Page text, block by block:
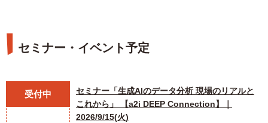
セミナー・イベント予定
受付中
セミナー「生成AIのデータ分析 現場のリアルと
これから」 【a2i DEEP Connection】｜
2026/9/15(火)